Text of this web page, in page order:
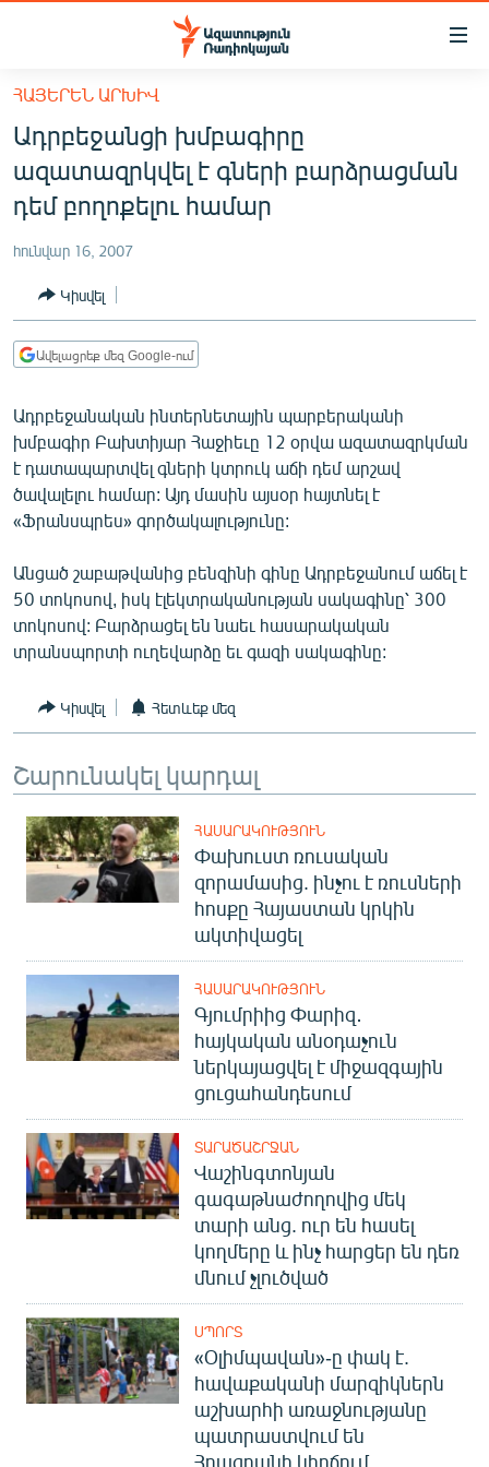
Մատչելիության
հիմնական
բովանդակությանը
հիմնական
մենյուին
ՀԱՅԱՍՏԱՆ
ՔԱՂԱՔԱԿԱՆ
ՀԱՍԱՐԱԿՈՒԹՅՈՒՆ
ՏՆՏԵՍՈՒԹՅՈՒՆ
ՊԱՏԵՐԱԶՄԻ 6 ՇԱԲԱԹՆԵՐԸ
ՏԱՐԱԾԱՇՐՋԱՆ
ՄԻՋԱԶԳԱՅԻՆ
ՍՊՈՐՏ
ՄԵԿՆԱԲԱՆՈՒԹՅՈՒՆ
ՏՏ ԵՒ ԻՆՏԵՐՆԵՏ
ԿՈՐՈՆԱՎԻՐՈՒՍ
ՏԵՍԱՆՅՈՒԹԵՐ
ԲԱՆԱՎԵՃ
ՁԳՏԵԼՈՎ ԼԱՎԱԳՈՒՅՆԻՆ
ՓՈԴՔԱՍԹ
Հայերեն
English
Русский
«Ազատության» բոլոր կայքերը
ՀԱՅԵՐԵՆ ԱՐԽԻՎ
Ադրբեջանցի խմբագիրը
ազատազրկվել է գների բարձրացման
դեմ բողոքելու համար
հունվար 16, 2007
Կիսվել
Ավելացրեք մեզ Google-ում
Ադրբեջանական ինտերնետային պարբերականի
խմբագիր Բախտիյար Հաջիեւը 12 օրվա ազատազրկման
է դատապարտվել գների կտրուկ աճի դեմ արշավ
ծավալելու համար: Այդ մասին այսօր հայտնել է
«Ֆրանսպրես» գործակալությունը:
Անցած շաբաթվանից բենզինի գինը Ադրբեջանում աճել է
50 տոկոսով, իսկ էլեկտրականության սակագինը՝ 300
տոկոսով: Բարձրացել են նաեւ հասարակական
տրանսպորտի ուղեվարձը եւ գազի սակագինը:
Կիսվել Հետևեք մեզ
Շարունակել կարդալ
ՀԱՍԱՐԱԿՈՒԹՅՈՒՆ
Փախուստ ռուսական
զորամասից. ինչու է ռուսների
հոսքը Հայաստան կրկին
ակտիվացել
ՀԱՍԱՐԱԿՈՒԹՅՈՒՆ
Գյումրիից Փարիզ․
հայկական անօդաչուն
ներկայացվել է միջազգային
ցուցահանդեսում
ՏԱՐԱԾԱՇՐՋԱՆ
Վաշինգտոնյան
գագաթնաժողովից մեկ
տարի անց. ուր են հասել
կողմերը և ինչ հարցեր են դեռ
մնում չլուծված
ՍՊՈՐՏ
«Օլիմպավան»-ը փակ է.
հավաքականի մարզիկներն
աշխարհի առաջնությանը
պատրաստվում են
Հրազդանի կիրճում